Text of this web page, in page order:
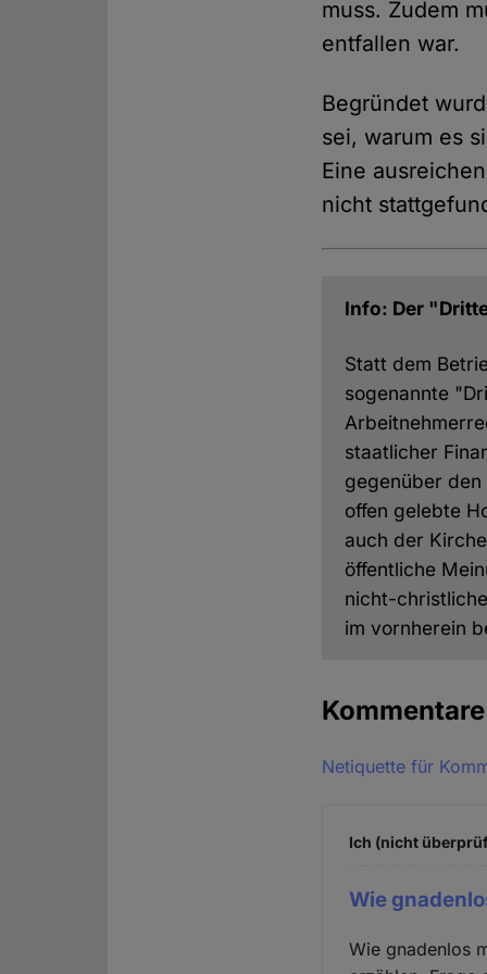
muss. Zudem
entfallen war.
Begründet
sei, warum es
Eine
nicht
Info: Der
Statt dem
sogenannte
staatlicher
gegenüber
offen gelebte
auch der
öffentliche
nicht-
im vornherein
Kommentare
Netiquette für
Ich (nicht
Wie
Wie gnadenlos